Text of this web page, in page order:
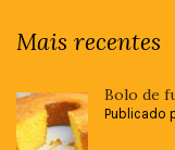
Mais recentes
Bolo de
Publicado